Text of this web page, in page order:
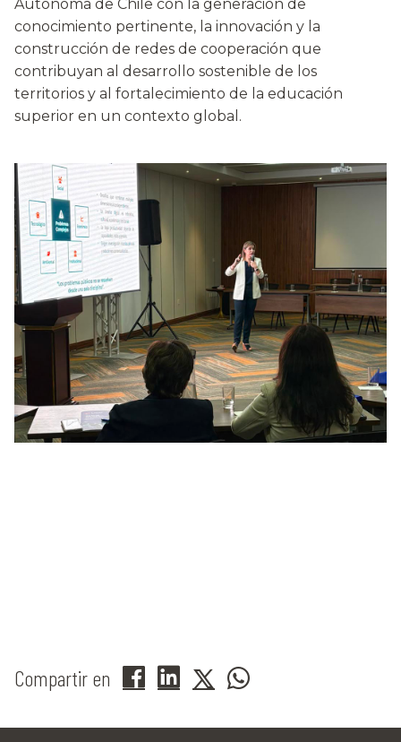
Autónoma de Chile con la generación de
conocimiento pertinente, la innovación y la
construcción de redes de cooperación que
contribuyan al desarrollo sostenible de los
territorios y al fortalecimiento de la educación
superior en un contexto global.
Compartir en